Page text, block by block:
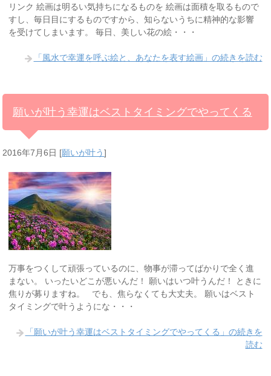
リンク 絵画は明るい気持ちになるものを 絵画は面積を取るもので
すし、毎日目にするものですから、知らないうちに精神的な影響
を受けてしまいます。 毎日、美しい花の絵・・・
「風水で幸運を呼ぶ絵と、あなたを表す絵画」の続きを読む
願いが叶う幸運はベストタイミングでやってくる
2016年7月6日 [願いが叶う]
万事をつくして頑張っているのに、物事が滞ってばかりで全く進
まない。 いったいどこが悪いんだ！ 願いはいつ叶うんだ！ ときに
焦りが募りますね。 でも、焦らなくても大丈夫。 願いはベスト
タイミングで叶うようにな・・・
「願いが叶う幸運はベストタイミングでやってくる」の続きを
読む